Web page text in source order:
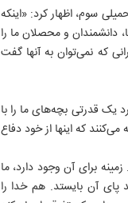
سوم، اظهار کرد: «اینکه
دانشمندان و محصلان ما را
که نمی‌توان به آنها گفت
یک قدرتی بچه‌های ما را با
که اینها از خود دفاع
برای آن وجود دارد، ما
پای آن بایستد. هم خدا را